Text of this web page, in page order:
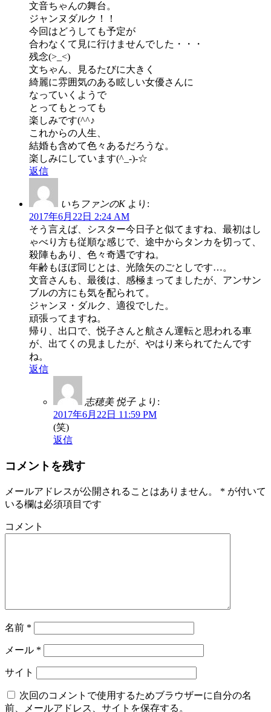
文音ちゃんの舞台。
ジャンヌダルク！！
今回はどうしても予定が
合わなくて見に行けませんでした・・・
残念(>_<)
文ちゃん、見るたびに大きく
綺麗に雰囲気のある眩しい女優さんに
なっていくようで
とってもとっても
楽しみです(^^♪
これからの人生、
結婚も含めて色々あるだろうな。
楽しみにしています(^_-)-☆
返信
いちファンのK より:
2017年6月22日 2:24 AM
そう言えば、シスター今日子と似てますね、最初はし
ゃべり方も従順な感じで、途中からタンカを切って、
殺陣もあり、色々奇遇ですね。
年齢もほぼ同じとは、光陰矢のごとしです…。
文音さんも、最後は、感極まってましたが、アンサン
ブルの方にも気を配られて。
ジャンヌ・ダルク、適役でした。
頑張ってますね。
帰り、出口で、悦子さんと航さん運転と思われる車
が、出てくの見ましたが、やはり来られてたんです
ね。
返信
志穂美 悦子 より:
2017年6月22日 11:59 PM
(笑)
返信
コメントを残す
メールアドレスが公開されることはありません。 * が付いて
いる欄は必須項目です
コメント
名前 *
メール *
サイト
次回のコメントで使用するためブラウザーに自分の名
前、メールアドレス、サイトを保存する。